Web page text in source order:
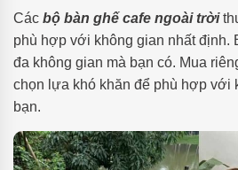
Các bộ bàn ghế cafe ngoài trời
phù hợp với không gian nhất định.
đa không gian mà bạn có. Mua
chọn lựa khó khăn để phù hợp với
bạn.